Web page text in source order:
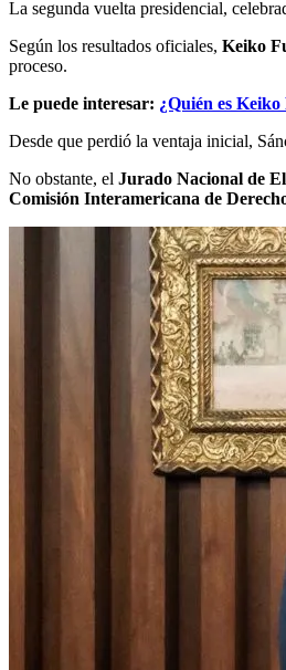
La segunda vuelta presidencial,
Según los resultados oficiales, Keiko
proceso.
Le puede interesar: ¿Quién es
Desde que perdió la ventaja inicial,
No obstante, el Jurado Nacional de
Comisión Interamericana de